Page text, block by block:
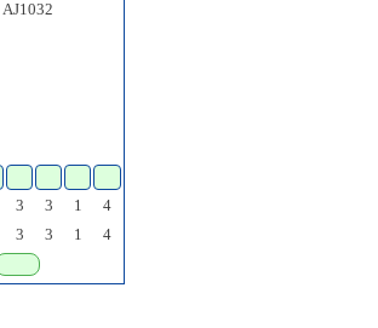
AJ1032
3 3 1
4
3 3 1
4